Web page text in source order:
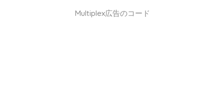
Multiplex広告のコード